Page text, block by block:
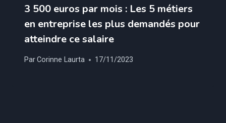
3 500 euros par mois : Les 5 métiers
en entreprise les plus demandés pour
atteindre ce salaire
ParCorinne Laurta 17/11/2023